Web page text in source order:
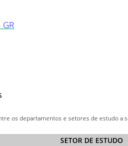
os departamentos e setores de estudo a
SETOR DE ESTUDO